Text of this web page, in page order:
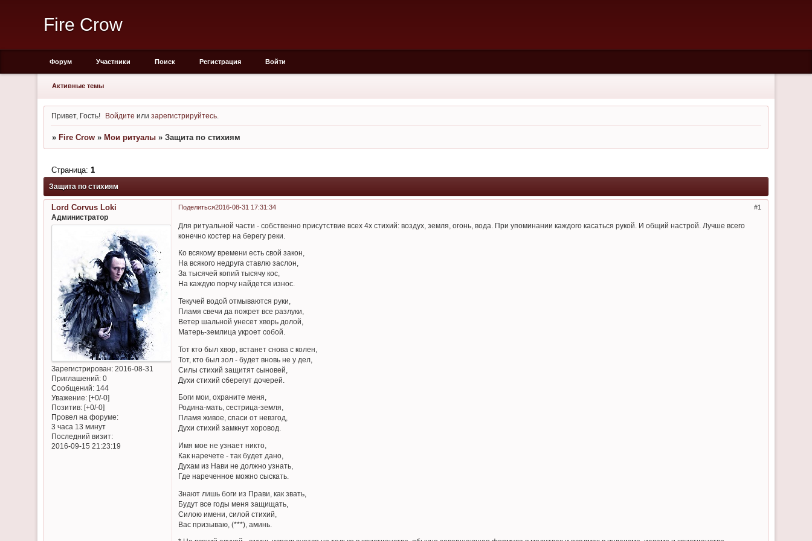
Fire Crow
Форум Участники Поиск Регистрация Войти
Активные темы
Привет, Гость! Войдите илизарегистрируйтесь
» Fire Crow » Мои ритуалы » Защита по стихиям
Защита по стихиям
Страница: 1
Поделиться 1
2016-08-31 17:31:34
Lord Corvus Loki
Администратор
Зарегистрирован: 2016-08-31
Приглашений:0
Сообщений:144
Уважение: [+0/-0]
Позитив: [+0/-0]
Провел на форуме:
3 часа 13 минут
Последний визит:
2016-09-15 21:23:19
Для ритуальной части - собственно присутствие всех 4х стихий: воздух, земля, огонь, вода. При упоминании каждого касаться рукой. И общий настрой. Лучше всего
конечно костер на берегу реки.
Ко всякому времени есть свой закон,
На всякого недруга ставлю заслон,
За тысячей копий тысячу кос,
На каждую порчу найдется износ.
Текучей водой отмываются руки,
Пламя свечи да пожрет все разлуки,
Ветер шальной унесет хворь долой,
Матерь-землица укроет собой.
Тот кто был хвор, встанет снова с колен,
Тот, кто был зол - будет вновь не у дел,
Силы стихий защитят сыновей,
Духи стихий сберегут дочерей.
Боги мои, охраните меня,
Родина-мать, сестрица-земля,
Пламя живое, спаси от невзгод,
Духи стихий замкнут хоровод.
Имя мое не узнает никто,
Как наречете - так будет дано,
Духам из Нави не должно узнать,
Где нареченное можно сыскать.
Знают лишь боги из Прави, как звать,
Будут все годы меня защищать,
Силою имени, силой стихий,
Вас призываю, (***), аминь.